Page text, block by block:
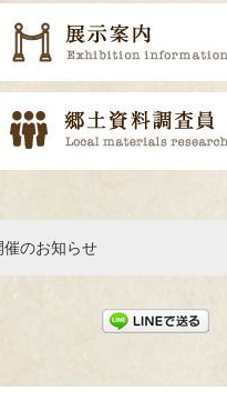
開資料・デジタルライブラリ
のお知らせ